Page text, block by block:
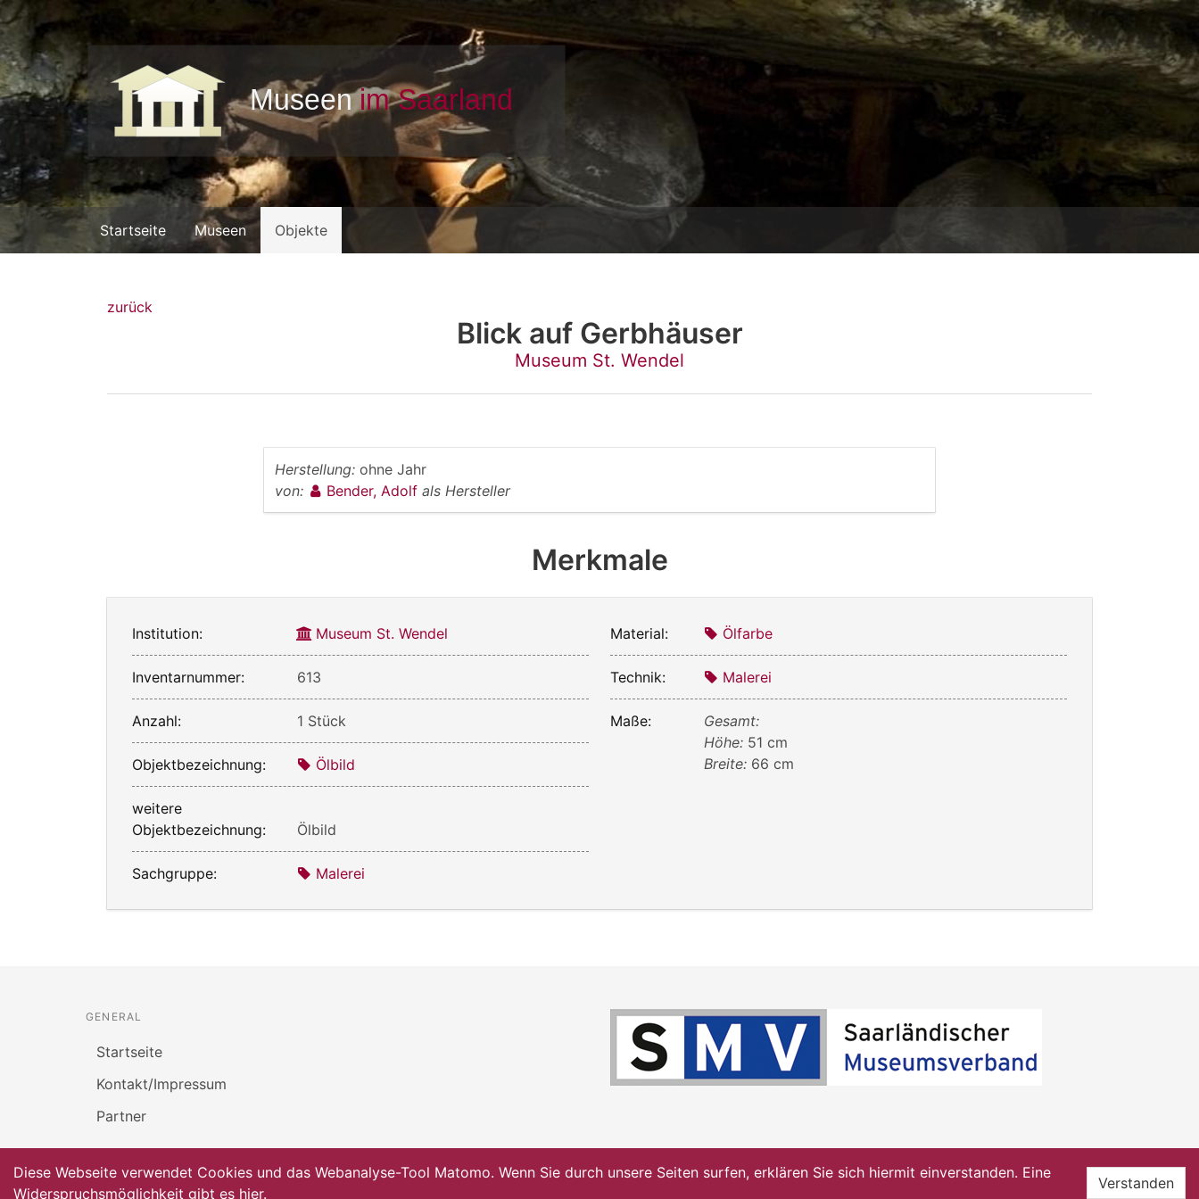
Startseite Museen Objekte
zurück
Blick auf Gerbhäuser
Museum St. Wendel
Herstellung: ohne Jahr
von:
Bender, Adolf als Hersteller
Merkmale
Institution: Museum St. Wendel
Inventarnummer: 613
Anzahl: 1 Stück
Objektbezeichnung: Ölbild
weitere
Objektbezeichnung:
Ölbild
Sachgruppe: Malerei
Material: Ölfarbe
Technik: Malerei
Maße:
Gesamt:
Höhe: 51 cm
Breite: 66 cm
GENERAL
Startseite
Kontakt/Impressum
Partner
Diese Webseite verwendet Cookies und das Webanalyse-Tool Matomo. Wenn Sie durch unsere Seiten surfen, erklären Sie sich hiermit einverstanden. Eine
Widerspruchsmöglichkeit gibt es hier.
Verstanden